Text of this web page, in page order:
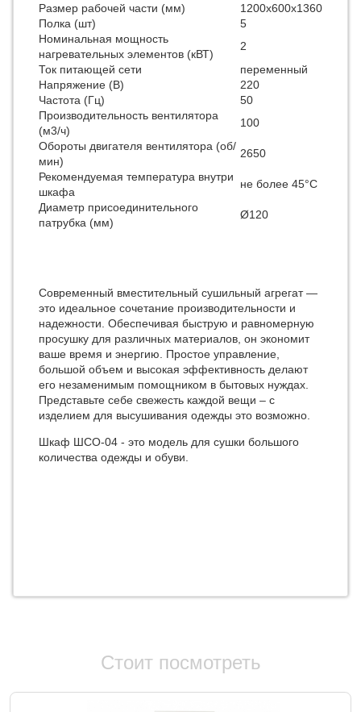
Размер рабочей части (мм)
1200х600х1360
Полка (шт)
5
Номинальная мощность
нагревательных элементов (кВТ)
2
Ток питающей сети
Напряжение (В)
Частота (Гц)
переменный
220
50
Производительность вентилятора
(м3/ч)
100
Обороты двигателя вентилятора (об/
мин)
2650
Рекомендуемая температура внутри
шкафа
не более 45°C
Диаметр присоединительного
патрубка (мм)
Ø120
Современный вместительный сушильный агрегат —
это идеальное сочетание производительности и
надежности. Обеспечивая быструю и равномерную
просушку для различных материалов, он экономит
ваше время и энергию. Простое управление,
большой объем и высокая эффективность делают
его незаменимым помощником в бытовых нуждах.
Представьте себе свежесть каждой вещи – с
изделием для высушивания одежды это возможно.
Шкаф ШСО-04 - это модель для сушки большого
количества одежды и обуви.
Стоит посмотреть